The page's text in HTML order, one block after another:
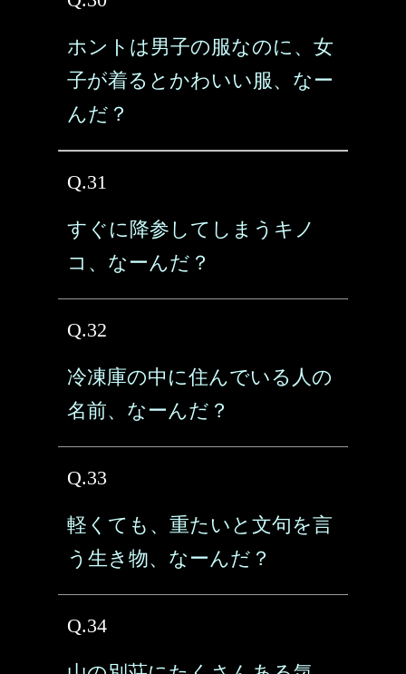
ホントは男子の服なのに、女
子が着るとかわいい服、なー
んだ？
Q.31
すぐに降参してしまうキノ
コ、なーんだ？
Q.32
冷凍庫の中に住んでいる人の
名前、なーんだ？
Q.33
軽くても、重たいと文句を言
う生き物、なーんだ？
Q.34